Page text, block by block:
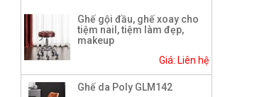
Ghế gội đầu, ghế xoay cho
tiệm nail, tiệm làm đẹp,
makeup
Giá: Liên hệ
Ghế da Poly GLM142